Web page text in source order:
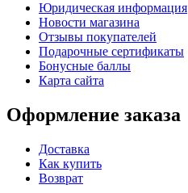
Юридическая информация
Новости магазина
Отзывы покупателей
Подарочные сертификаты
Бонусные баллы
Карта сайта
Оформление заказа
Доставка
Как купить
Возврат